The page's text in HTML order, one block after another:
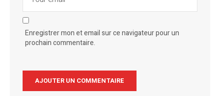
Enregistrer mon et email sur ce navigateur pour un
prochain commentaire.